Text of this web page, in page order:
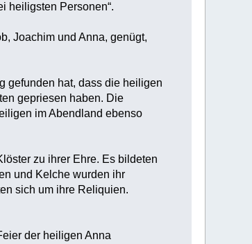
heiligsten Personen“.
Joachim und Anna, genügt,
gefunden hat, dass die heiligen
gepriesen haben. Die
im Abendland ebenso
zu ihrer Ehre. Es bildeten
und Kelche wurden ihr
sich um ihre Reliquien.
der heiligen Anna